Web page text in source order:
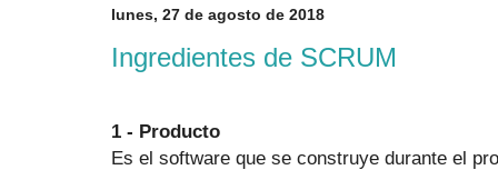
lunes, 27 de agosto de 2018
Ingredientes de SCRUM
1 - Producto
Es el software que se construye durante el